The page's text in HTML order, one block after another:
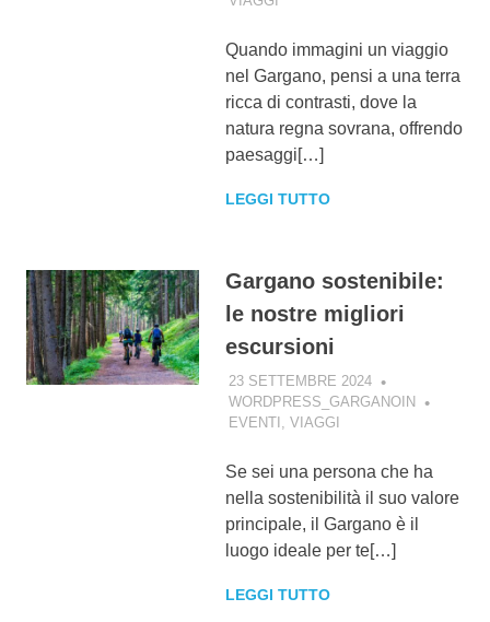
Quando immagini un viaggio
nel Gargano, pensi a una terra
ricca di contrasti, dove la
natura regna sovrana, offrendo
paesaggi[…]
LEGGI TUTTO
Gargano sostenibile:
le nostre migliori
escursioni
23 SETTEMBRE 2024
WORDPRESS_GARGANOIN
EVENTI
VIAGGI
Se sei una persona che ha
nella sostenibilità il suo valore
principale, il Gargano è il
luogo ideale per te[…]
LEGGI TUTTO